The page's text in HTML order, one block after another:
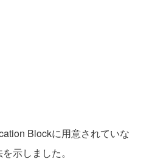
Blockに用意されていな
示しました。